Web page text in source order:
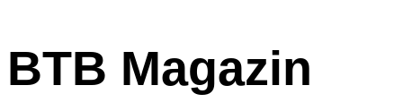
BTB Magazin